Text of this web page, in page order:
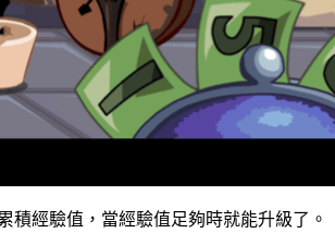
積經驗值，當經驗值足夠時就能升級了。